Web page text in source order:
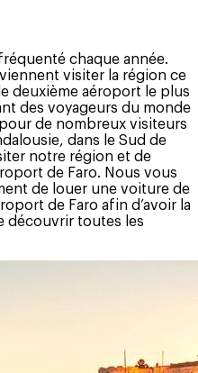
chaque année.
visiter la région ce
deuxième aéroport le plus
des voyageurs du monde
de nombreux visiteurs
dans le Sud de
notre région et de
de Faro. Nous vous
de louer une voiture de
de Faro afin d’avoir la
découvrir toutes les